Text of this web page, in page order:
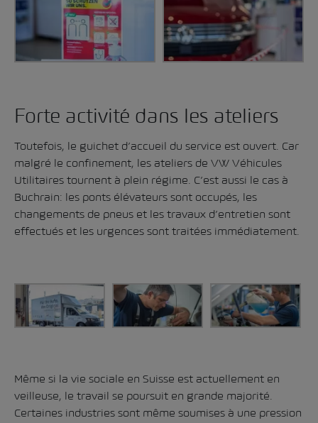
Forte activité dans les ateliers
Toutefois, le guichet d’accueil du service est ouvert. Car
malgré le confinement, les ateliers de VW Véhicules
Utilitaires tournent à plein régime. C’est aussi le cas à
Buchrain: les ponts élévateurs sont occupés, les
changements de pneus et les travaux d’entretien sont
effectués et les urgences sont traitées immédiatement.
Même si la vie sociale en Suisse est actuellement en
veilleuse, le travail se poursuit en grande majorité.
Certaines industries sont même soumises à une pression